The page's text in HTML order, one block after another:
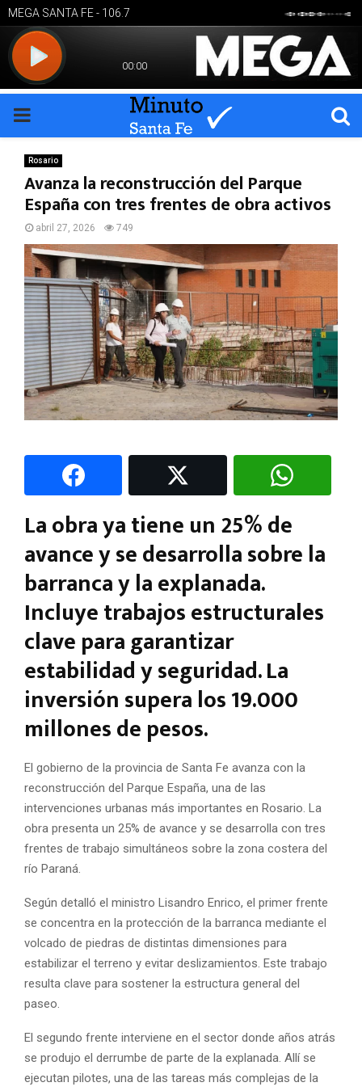
PRIMARY
MENU
Rosario
Avanza la reconstrucción del Parque
España con tres frentes de obra activos
abril 27, 2026 749
La obra ya tiene un 25% de
avance y se desarrolla sobre la
barranca y la explanada.
Incluye trabajos estructurales
clave para garantizar
estabilidad y seguridad. La
inversión supera los 19.000
millones de pesos.
El gobierno de la provincia de Santa Fe avanza con la
reconstrucción del Parque España, una de las
intervenciones urbanas más importantes en Rosario. La
obra presenta un 25% de avance y se desarrolla con tres
frentes de trabajo simultáneos sobre la zona costera del
río Paraná.
Según detalló el ministro Lisandro Enrico, el primer frente
se concentra en la protección de la barranca mediante el
volcado de piedras de distintas dimensiones para
estabilizar el terreno y evitar deslizamientos. Este trabajo
resulta clave para sostener la estructura general del
paseo.
El segundo frente interviene en el sector donde años atrás
se produjo el derrumbe de parte de la explanada. Allí se
ejecutan pilotes, una de las tareas más complejas de la